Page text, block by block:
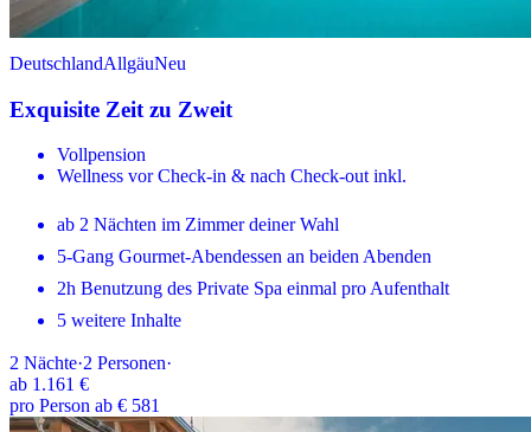
DeutschlandAllgäuNeu
Exquisite Zeit zu Zweit
Vollpension
Wellness vor Check-in & nach Check-out inkl.
ab 2 Nächten im Zimmer deiner Wahl
5-Gang Gourmet-Abendessen an beiden Abenden
2h Benutzung des Private Spa einmal pro Aufenthalt
5 weitere Inhalte
2 Nächte·2 Personen·
ab 1.161 €
pro Person ab € 581